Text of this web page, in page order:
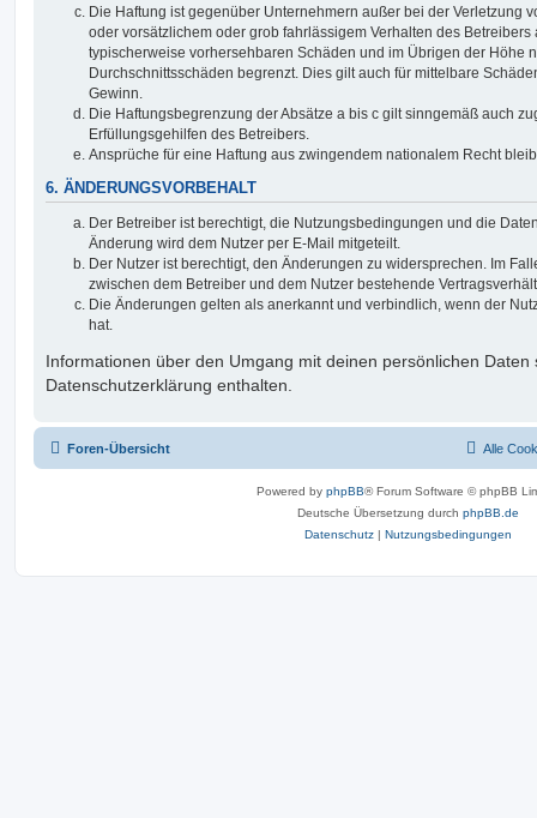
Die Haftung ist gegenüber Unternehmern außer bei der Verletzung
oder vorsätzlichem oder grob fahrlässigem Verhalten des Betreibers
typischerweise vorhersehbaren Schäden und im Übrigen der Höhe
Durchschnittsschäden begrenzt. Dies gilt auch für mittelbare
Gewinn.
Die Haftungsbegrenzung der Absätze a bis c gilt sinngemäß auch
Erfüllungsgehilfen des Betreibers.
Ansprüche für eine Haftung aus zwingendem nationalem Recht
6. ÄNDERUNGSVORBEHALT
Der Betreiber ist berechtigt, die Nutzungsbedingungen und die
Änderung wird dem Nutzer per E-Mail mitgeteilt.
Der Nutzer ist berechtigt, den Änderungen zu widersprechen. Im
zwischen dem Betreiber und dem Nutzer bestehende
Die Änderungen gelten als anerkannt und verbindlich, wenn der
hat.
Informationen über den Umgang mit deinen persönlichen Daten
Datenschutzerklärung enthalten.
Foren-Übersicht Alle
Powered by phpBB® Forum Software © phpBB
Deutsche Übersetzung durch phpBB.de
Datenschutz | Nutzungsbedingungen